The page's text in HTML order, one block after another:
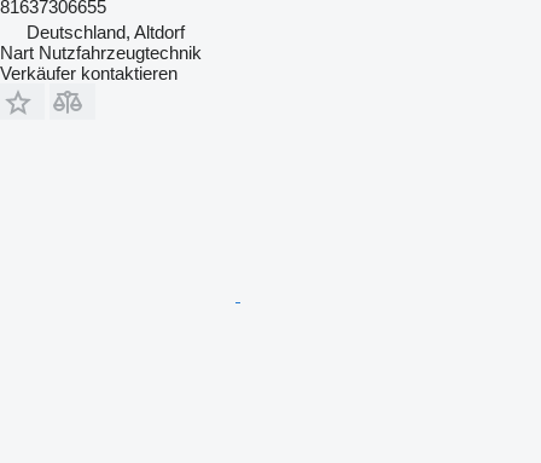
81637306655
Deutschland, Altdorf
Nart Nutzfahrzeugtechnik
Verkäufer kontaktieren